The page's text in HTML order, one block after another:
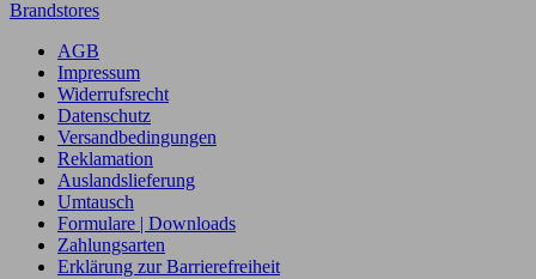
Brandstores
AGB
Impressum
Widerrufsrecht
Datenschutz
Versandbedingungen
Reklamation
Auslandslieferung
Umtausch
Formulare | Downloads
Zahlungsarten
Erklärung zur Barrierefreiheit